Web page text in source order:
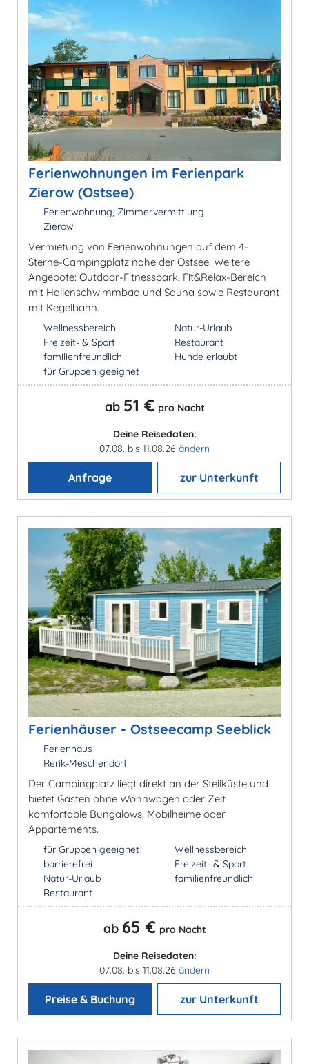
Ferienwohnungen im Ferienpark
Zierow (Ostsee)
Ferienwohnung, Zimmervermittlung
Zierow
Vermietung von Ferienwohnungen auf dem 4-
Sterne-Campingplatz nahe der Ostsee. Weitere
Angebote: Outdoor-Fitnesspark, Fit&Relax-Bereich
mit Hallenschwimmbad und Sauna sowie Restaurant
mit Kegelbahn.
Wellnessbereich
Freizeit- & Sport
familienfreundlich
für Gruppen geeignet
Natur-Urlaub
Restaurant
Hunde erlaubt
ab 51 € pro Nacht
Deine Reisedaten:
07.08. bis 11.08.26 ändern
Anfrage zur Unterkunft
Ferienhäuser - Ostseecamp Seeblick
Ferienhaus
Rerik-Meschendorf
Der Campingplatz liegt direkt an der Steilküste und
bietet Gästen ohne Wohnwagen oder Zelt
komfortable Bungalows, Mobilheime oder
Appartements.
für Gruppen geeignet
barrierefrei
Natur-Urlaub
Restaurant
Wellnessbereich
Freizeit- & Sport
familienfreundlich
ab 65 € pro Nacht
Deine Reisedaten:
07.08. bis 11.08.26 ändern
Preise & Buchung zur Unterkunft